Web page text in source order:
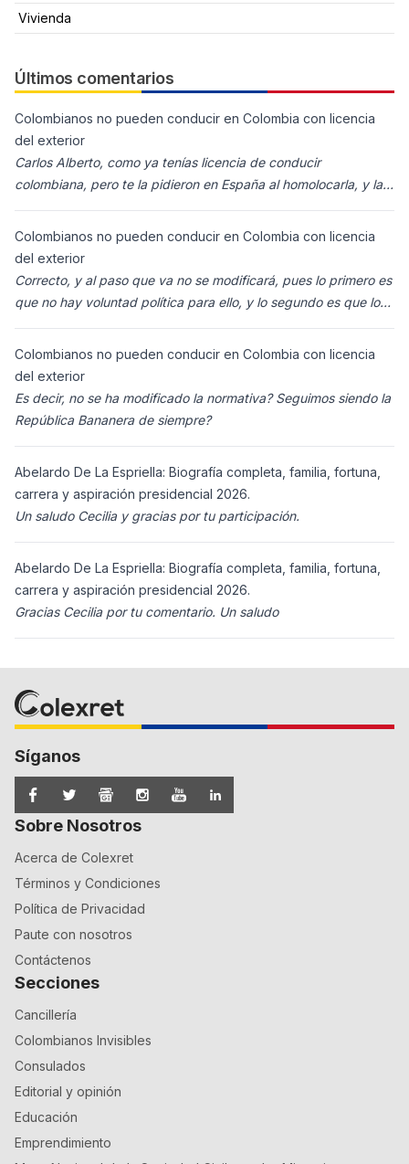
Vivienda
Últimos comentarios
Colombianos no pueden conducir en Colombia con licencia
del exterior
Carlos Alberto, como ya tenías licencia de conducir
colombiana, pero te la pidieron en España al homolocarla, y la
Colombianos no pueden conducir en Colombia con licencia
del exterior
Correcto, y al paso que va no se modificará, pues lo primero es
que no hay voluntad política para ello, y lo segundo es que los
Colombianos no pueden conducir en Colombia con licencia
del exterior
Es decir, no se ha modificado la normativa? Seguimos siendo la
República Bananera de siempre?
Abelardo De La Espriella: Biografía completa, familia, fortuna,
carrera y aspiración presidencial 2026.
Un saludo Cecilia y gracias por tu participación.
Abelardo De La Espriella: Biografía completa, familia, fortuna,
carrera y aspiración presidencial 2026.
Gracias Cecilia por tu comentario. Un saludo
Síganos
Sobre Nosotros
Acerca de Colexret
Términos y Condiciones
Política de Privacidad
Paute con nosotros
Contáctenos
Secciones
Cancillería
Colombianos Invisibles
Consulados
Editorial y opinión
Educación
Emprendimiento